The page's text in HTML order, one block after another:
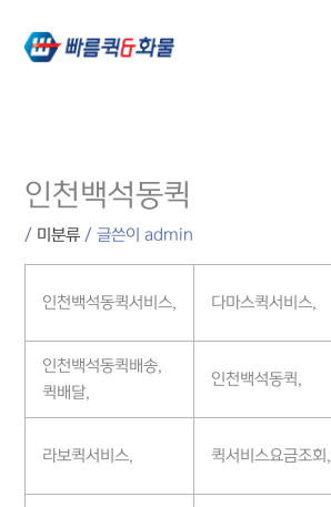
건너뛰기
인천백석동퀵
/ 미분류 / 글쓴이admin
인천백석동퀵서비스, 다마스퀵서비스,
인천백석동퀵배송,
퀵배달,
인천백석동퀵,
라보퀵서비스, 퀵서비스요금조회,